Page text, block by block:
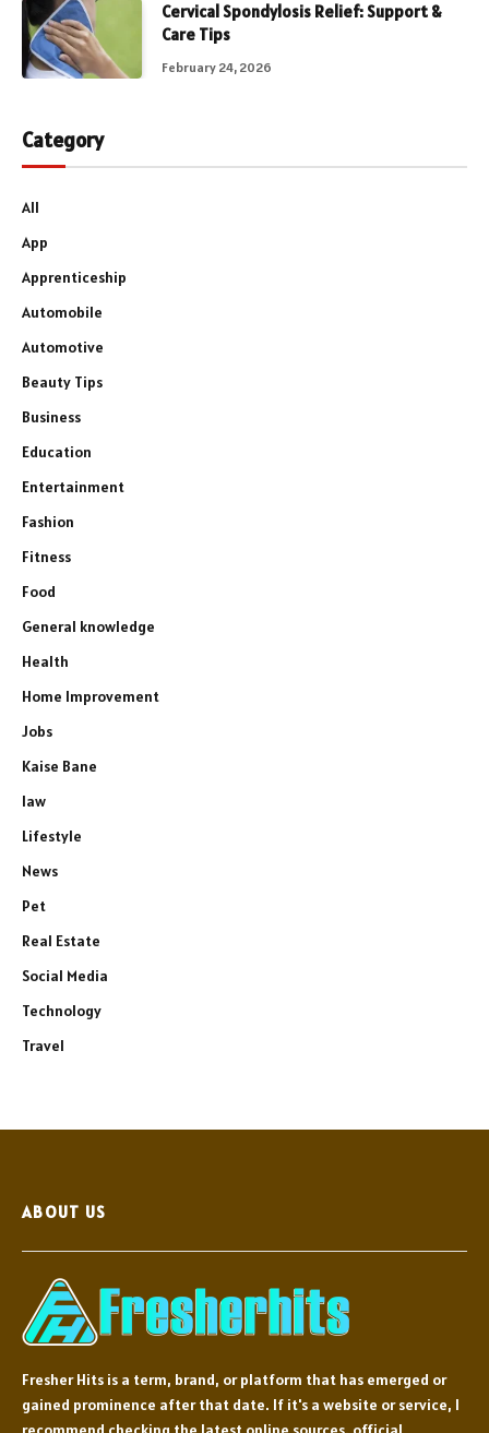
Cervical Spondylosis Relief: Support &
Care Tips
February 24, 2026
Category
All
App
Apprenticeship
Automobile
Automotive
Beauty Tips
Business
Education
Entertainment
Fashion
Fitness
Food
General knowledge
Health
Home Improvement
Jobs
Kaise Bane
law
Lifestyle
News
Pet
Real Estate
Social Media
Technology
Travel
ABOUT US
Fresher Hits is a term, brand, or platform that has emerged or
gained prominence after that date. If it's a website or service, I